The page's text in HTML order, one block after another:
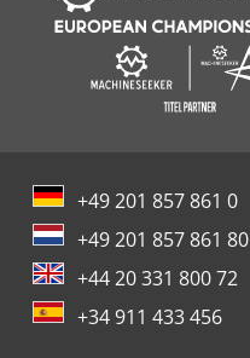
+49 201 857 861 0
+49 201 857 861 80
+44 20 331 800 72
+34 911 433 456